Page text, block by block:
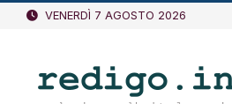
Vai
VENERDÌ 7 AGOSTO 2026